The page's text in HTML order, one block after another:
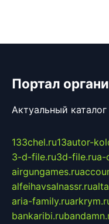
Портал
Актуальный
133chel.ru13autor-
3-d-file.ru3d-file.rua-
airgungames.ru
alfeihavsalnassr.ru
aria-family.ru
bankaribi.ru